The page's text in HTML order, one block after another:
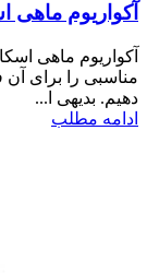
آکواریوم ماهی
آکواریوم ماهی
مناسبی را برای آن
دهیم. بدیهی ا...
ادامه مطلب